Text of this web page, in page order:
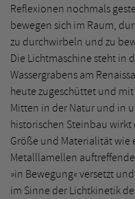
Reflexionen nochmals
bewegen sich im Raum,
zu durchwirbeln und zu
Die Lichtmaschine steht in
Wassergrabens am
heute zugeschüttet und
Mitten in der Natur und in
historischen Steinbau wirkt
Größe und Materialität wie
Metalllamellen
»in Bewegung« versetzt
im Sinne der Lichtkinetik